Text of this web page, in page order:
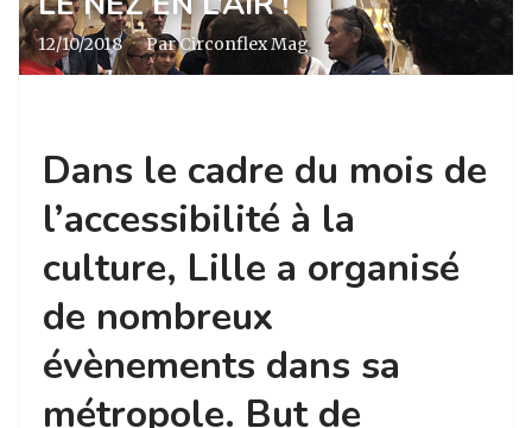
12/10/2018 · Par Circonflex Mag
Dans le cadre du mois de
l’accessibilité à la
culture, Lille a organisé
de nombreux
évènements dans sa
métropole. But de